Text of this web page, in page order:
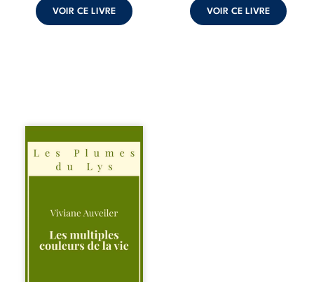
VOIR CE LIVRE
peuvent ...
VOIR CE LIVRE
Trois récits, trois
existences saisies
à l’instant où tout
bascule. Une
l’apaisement, un
recouvre
l’espérance, tandis